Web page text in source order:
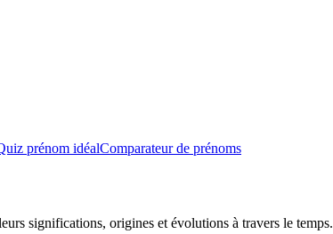
prénom idéalComparateur de prénoms
significations, origines et évolutions à travers le temps.